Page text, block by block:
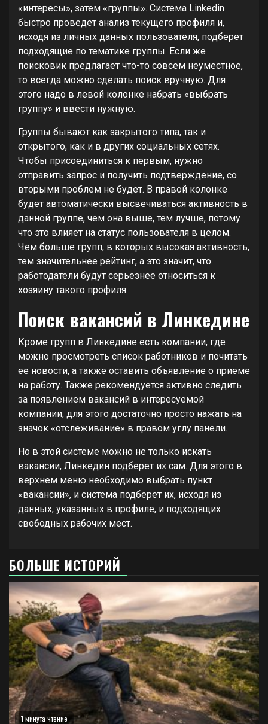
«интересы», затем «группы». Система Linkedin
быстро проведет анализ текущего профиля и,
исходя из личных данных пользователя, подберет
подходящие по тематике группы. Если же
поисковик предлагает что-то совсем неуместное,
то всегда можно сделать поиск вручную. Для
этого надо в левой колонке набрать «выбрать
группу» и ввести нужную.
Группы бывают как закрытого типа, так и
открытого, как и в других социальных сетях.
Чтобы присоединиться к первым, нужно
отправить запрос и получить подтверждение, со
вторыми проблем не будет. В правой колонке
будет автоматически высвечиваться активность в
данной группе, чем она выше, тем лучше, потому
что это влияет на статус пользователя в целом.
Чем больше групп, в которых высокая активность,
тем значительнее рейтинг, а это значит, что
работодатели будут серьезнее относиться к
хозяину такого профиля.
Поиск вакансий в Линкедине
Кроме групп в Линкедине есть компании, где
можно просмотреть список работников и почитать
ее новости, а также оставить объявление о приеме
на работу. Также рекомендуется активно следить
за появлением вакансий в интересуемой
компании, для этого достаточно просто нажать на
значок «отслеживание» в правом углу панели.
Но в этой системе можно не только искать
вакансии, Линкедин подберет их сам. Для этого в
верхнем меню необходимо выбрать пункт
«вакансии», и система подберет их, исходя из
данных, указанных в профиле, и подходящих
свободных рабочих мест.
БОЛЬШЕ ИСТОРИЙ
1 минута чтение